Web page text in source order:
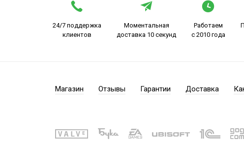
24/7 поддержка
клиентов
Моментальная
доставка 10 секунд
Работаем
с 2010 года
Магазин Отзывы Гарантии Доставка